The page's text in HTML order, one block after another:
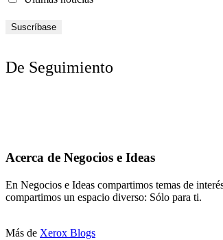
De Seguimiento
Acerca de Negocios e Ideas
En Negocios e Ideas compartimos temas de
compartimos un espacio diverso: Sólo para ti.
Más de Xerox Blogs